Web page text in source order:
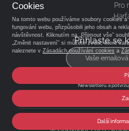
Cookies
Na tomto webu používáme soubory cookies
fungování webu, přizpůsobili jeho obsah a
návštěvnost. Kliknutím na „Přijmout vše”
„Změnit nastavení” si můžete zvolit, které
naleznete v Zásadách používání cookies a
Další
Pro
Přihlaste se
Odesláním registrace
se zpracováním
Newsletteru a